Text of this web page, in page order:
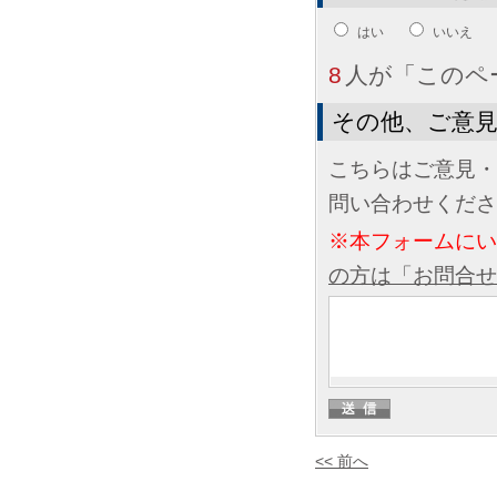
はい いいえ
8 人が「この
その他、ご意
こちらはご意見
問い合わせくだ
※本フォームに
の方は「お問合
<< 前へ